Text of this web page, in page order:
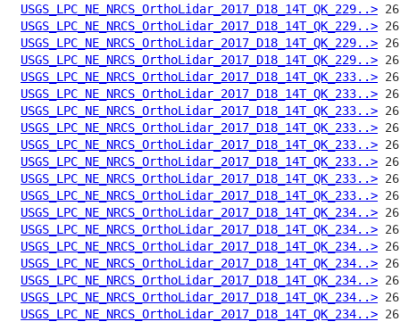
USGS_LPC_NE_NRCS_OrthoLidar_2017_D18_14T_QK_229..>
USGS_LPC_NE_NRCS_OrthoLidar_2017_D18_14T_QK_229..>
USGS_LPC_NE_NRCS_OrthoLidar_2017_D18_14T_QK_229..>
USGS_LPC_NE_NRCS_OrthoLidar_2017_D18_14T_QK_229..>
USGS_LPC_NE_NRCS_OrthoLidar_2017_D18_14T_QK_233..>
USGS_LPC_NE_NRCS_OrthoLidar_2017_D18_14T_QK_233..>
USGS_LPC_NE_NRCS_OrthoLidar_2017_D18_14T_QK_233..>
USGS_LPC_NE_NRCS_OrthoLidar_2017_D18_14T_QK_233..>
USGS_LPC_NE_NRCS_OrthoLidar_2017_D18_14T_QK_233..>
USGS_LPC_NE_NRCS_OrthoLidar_2017_D18_14T_QK_233..>
USGS_LPC_NE_NRCS_OrthoLidar_2017_D18_14T_QK_233..>
USGS_LPC_NE_NRCS_OrthoLidar_2017_D18_14T_QK_233..>
USGS_LPC_NE_NRCS_OrthoLidar_2017_D18_14T_QK_234..>
USGS_LPC_NE_NRCS_OrthoLidar_2017_D18_14T_QK_234..>
USGS_LPC_NE_NRCS_OrthoLidar_2017_D18_14T_QK_234..>
USGS_LPC_NE_NRCS_OrthoLidar_2017_D18_14T_QK_234..>
USGS_LPC_NE_NRCS_OrthoLidar_2017_D18_14T_QK_234..>
USGS_LPC_NE_NRCS_OrthoLidar_2017_D18_14T_QK_234..>
USGS_LPC_NE_NRCS_OrthoLidar_2017_D18_14T_QK_234..>